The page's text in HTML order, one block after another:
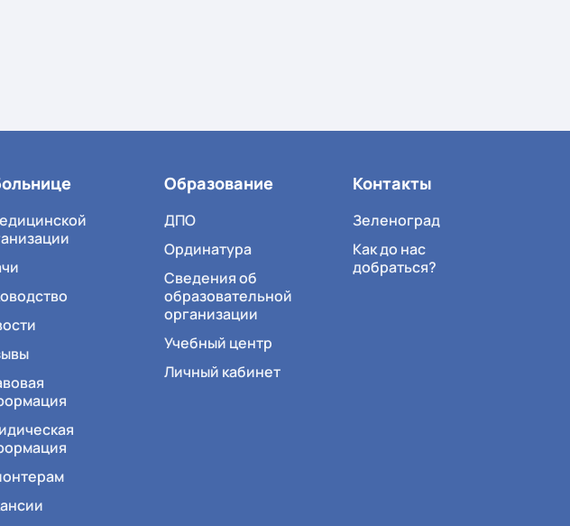
Образование
ДПО
Ординатура
Сведения об
образовательной
организации
Учебный центр
Личный кабинет
Контакты
Зеленоград
Как до нас
добраться?